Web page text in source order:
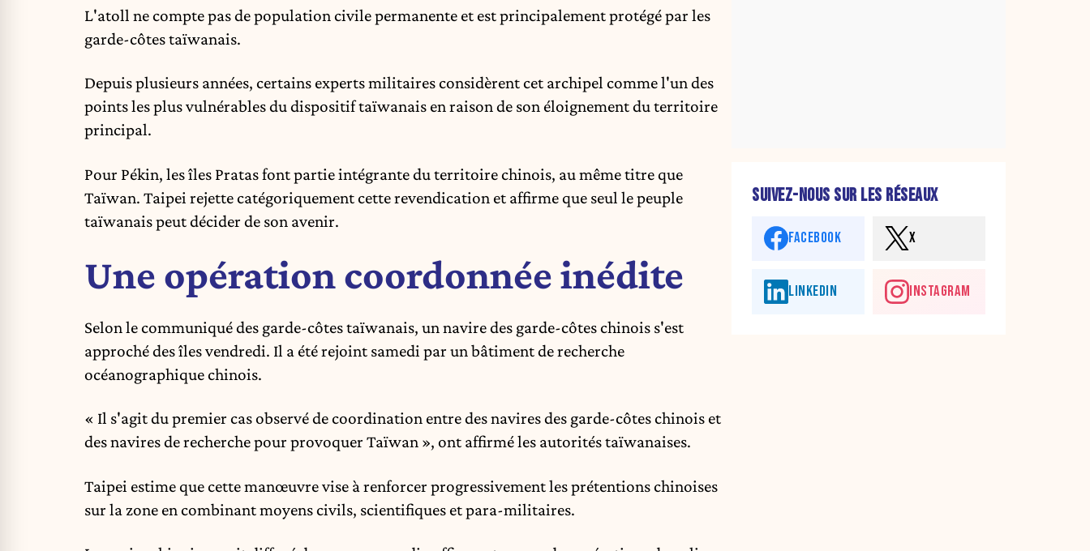
L'atoll ne compte pas de population civile permanente et est principalement protégé par les
garde-côtes taïwanais.
Depuis plusieurs années, certains experts militaires considèrent cet archipel comme l'un des
points les plus vulnérables du dispositif taïwanais en raison de son éloignement du territoire
principal.
Pour Pékin, les îles Pratas font partie intégrante du territoire chinois, au même titre que
Taïwan. Taipei rejette catégoriquement cette revendication et affirme que seul le peuple
taïwanais peut décider de son avenir.
Une opération coordonnée inédite
Selon le communiqué des garde-côtes taïwanais, un navire des garde-côtes chinois s'est
approché des îles vendredi. Il a été rejoint samedi par un bâtiment de recherche
océanographique chinois.
« Il s'agit du premier cas observé de coordination entre des navires des garde-côtes chinois et
des navires de recherche pour provoquer Taïwan », ont affirmé les autorités taïwanaises.
Taipei estime que cette manœuvre vise à renforcer progressivement les prétentions chinoises
sur la zone en combinant moyens civils, scientifiques et para-militaires.
SUIVEZ-NOUS SUR LES RÉSEAUX
FACEBOOK X
LINKEDIN INSTAGRAM